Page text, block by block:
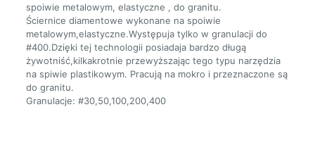
spoiwie metalowym, elastyczne , do granitu.
Ściernice diamentowe wykonane na spoiwie
metalowym,elastyczne.Występuja tylko w granulacji do
#400.Dzięki tej technologii posiadaja bardzo długą
żywotniść,kilkakrotnie przewyższając tego typu narzędzia
na spiwie plastikowym. Pracują na mokro i przeznaczone są
do granitu.
Granulacje: #30,50,100,200,400